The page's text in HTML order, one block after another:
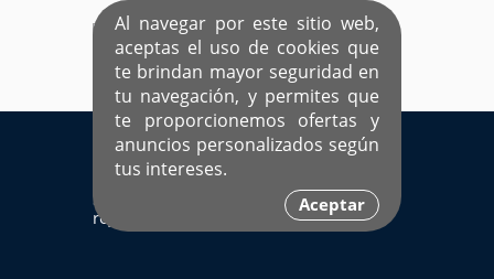
Al navegar por este sitio web,
aceptas el uso de cookies que
te brindan mayor seguridad en
tu navegación, y permites que
te proporcionemos ofertas y
anuncios personalizados según
tus intereses.
Aceptar
EL ÚNICO SITIO DEDICADO A SOLTEROS
HISPANOS COMO TÚ
Ingresa aquí
Sí ya estás
registrado